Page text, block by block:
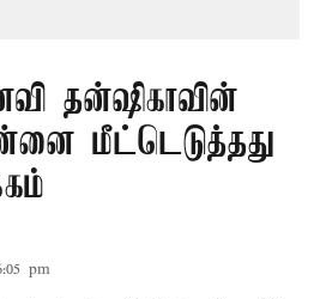
தன்ஷிகாவின்
மீட்டெடுத்தது
pm